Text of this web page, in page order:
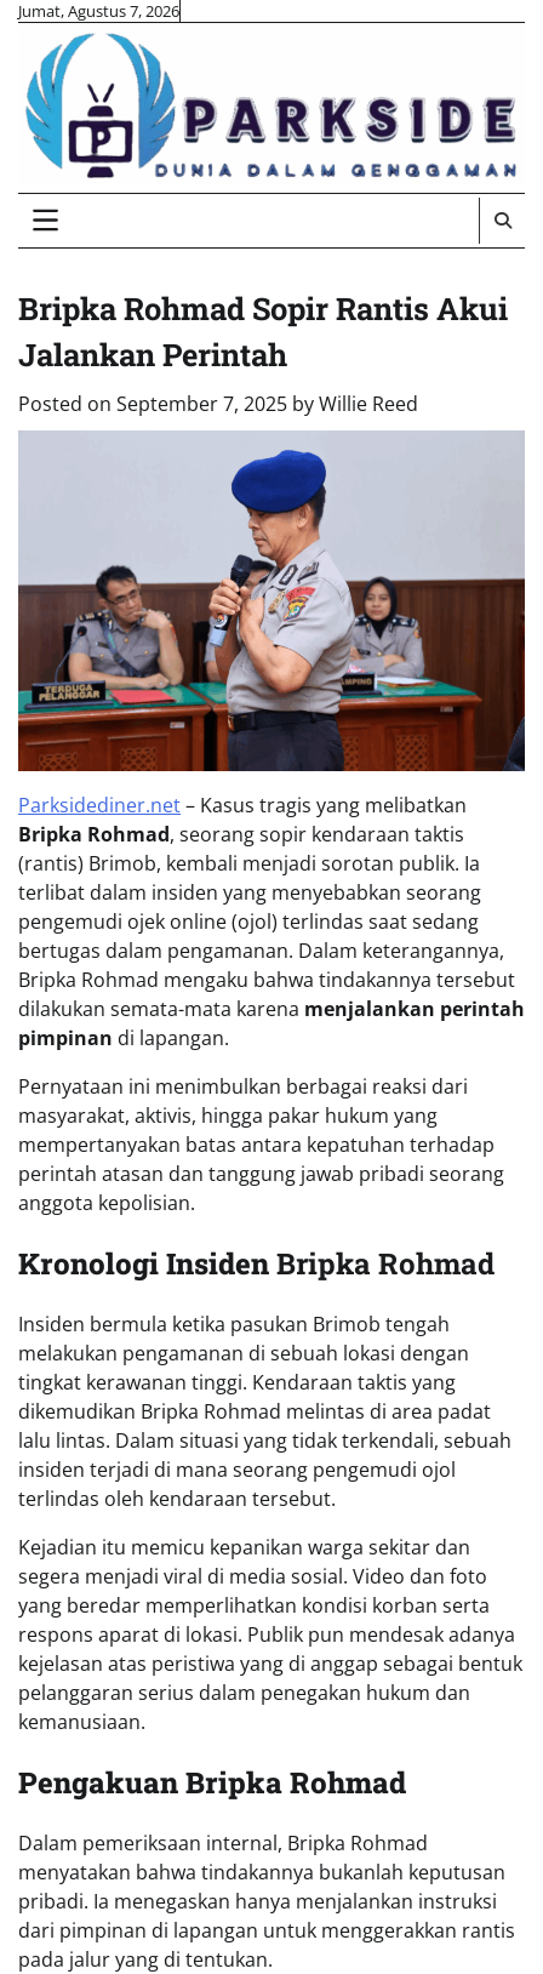
Skip
content
Jumat, Agustus 7, 2026
Bripka Rohmad Sopir Rantis Akui
Jalankan Perintah
Posted on September 7, 2025 byWillie Reed
Parksidediner.net– Kasus tragis yang melibatkan
Bripka Rohmad, seorang sopir kendaraan taktis
(rantis) Brimob, kembali menjadi sorotan publik. Ia
terlibat dalam insiden yang menyebabkan seorang
pengemudi ojek online (ojol) terlindas saat sedang
bertugas dalam pengamanan. Dalam keterangannya,
Bripka Rohmad mengaku bahwa tindakannya tersebut
dilakukan semata-mata karena menjalankan perintah
pimpinan di lapangan.
Pernyataan ini menimbulkan berbagai reaksi dari
masyarakat, aktivis, hingga pakar hukum yang
mempertanyakan batas antara kepatuhan terhadap
perintah atasan dan tanggung jawab pribadi seorang
anggota kepolisian.
Kronologi InsidenBripka Rohmad
Insiden bermula ketika pasukan Brimob tengah
melakukan pengamanan di sebuah lokasi dengan
tingkat kerawanan tinggi. Kendaraan taktis yang
dikemudikan Bripka Rohmad melintas di area padat
lalu lintas. Dalam situasi yang tidak terkendali, sebuah
insiden terjadi di mana seorang pengemudi ojol
terlindas oleh kendaraan tersebut.
Kejadian itu memicu kepanikan warga sekitar dan
segera menjadi viral di media sosial. Video dan foto
yang beredar memperlihatkan kondisi korban serta
respons aparat di lokasi. Publik pun mendesak adanya
kejelasan atas peristiwa yang di anggap sebagai bentuk
pelanggaran serius dalam penegakan hukum dan
kemanusiaan.
Pengakuan Bripka Rohmad
Dalam pemeriksaan internal, Bripka Rohmad
menyatakan bahwa tindakannya bukanlah keputusan
pribadi. Ia menegaskan hanya menjalankan instruksi
dari pimpinan di lapangan untuk menggerakkan rantis
pada jalur yang di tentukan.